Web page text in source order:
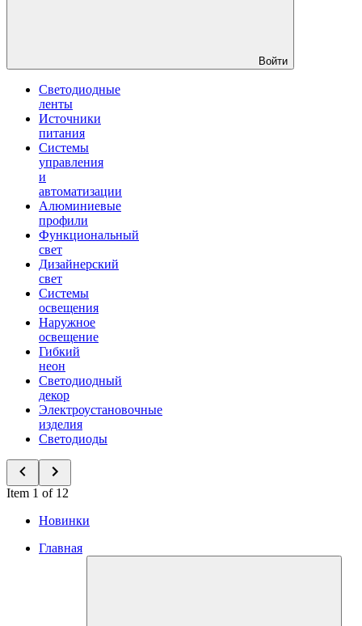
Войти
Светодиодные
ленты
Источники
питания
Системы
управления
и
автоматизации
Алюминиевые
профили
Функциональный
свет
Дизайнерский
свет
Системы
освещения
Наружное
освещение
Гибкий
неон
Светодиодный
декор
Электроустановочные
изделия
Светодиоды
Item 1 of 12
Новинки
Главная